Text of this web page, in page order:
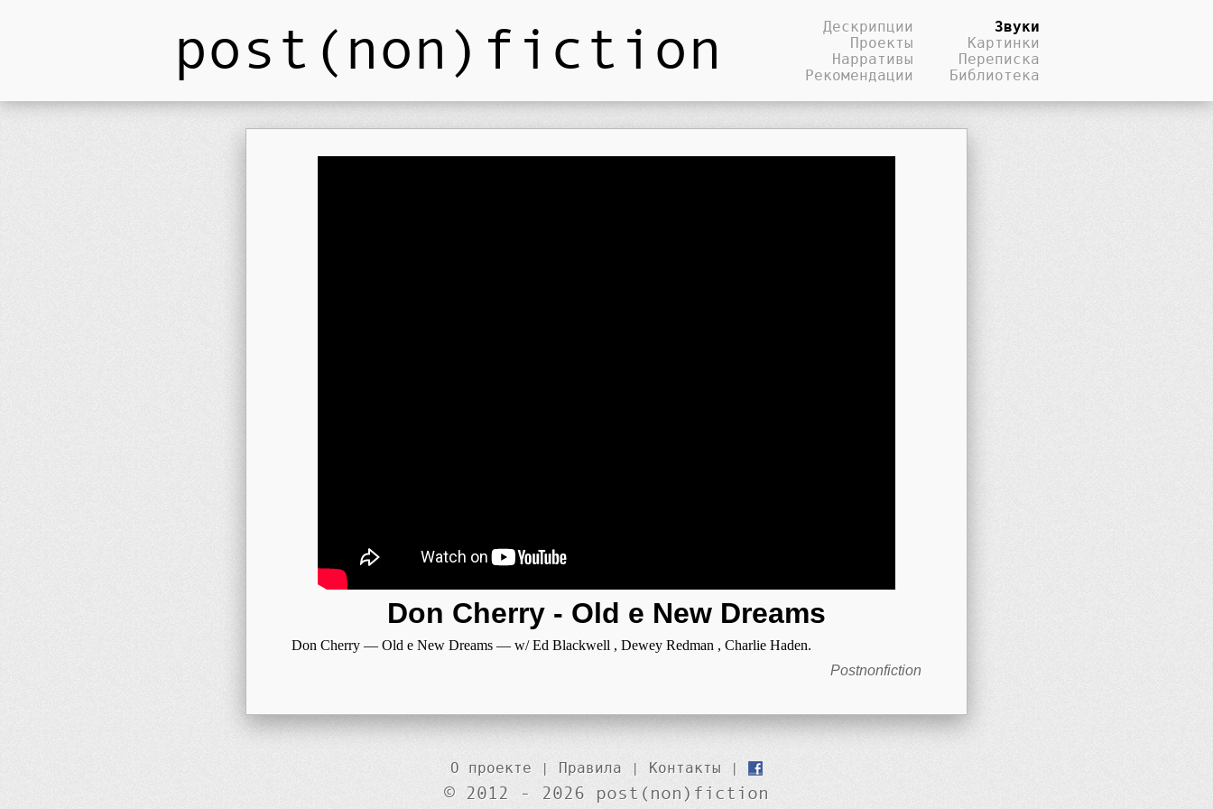
post(non)fiction
Дескрипции
Проекты
Нарративы
Рекомендации
Звуки
Картинки
Переписка
Библиотека
Don Cherry - Old e New Dreams
Don Cherry — Old e New Dreams — w/ Ed Blackwell , Dewey Redman , Charlie Haden.
Postnonfiction
О проекте | Правила | Контакты |
© 2012 - 2026 post(non)fiction